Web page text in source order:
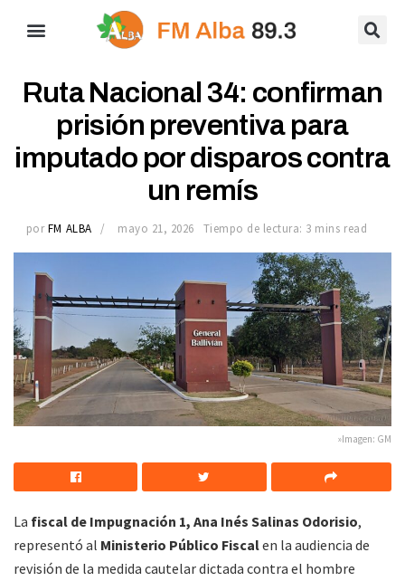
Ruta Nacional 34: confirman
prisión preventiva para
imputado por disparos contra
un remís
por FM ALBA mayo 21, 2026 Tiempo de lectura: 3 mins read
»Imagen: GM
La fiscal de Impugnación 1, Ana Inés Salinas Odorisio,
representó al Ministerio Público Fiscalen la audiencia de
revisión de la medida cautelar dictada contra el hombre